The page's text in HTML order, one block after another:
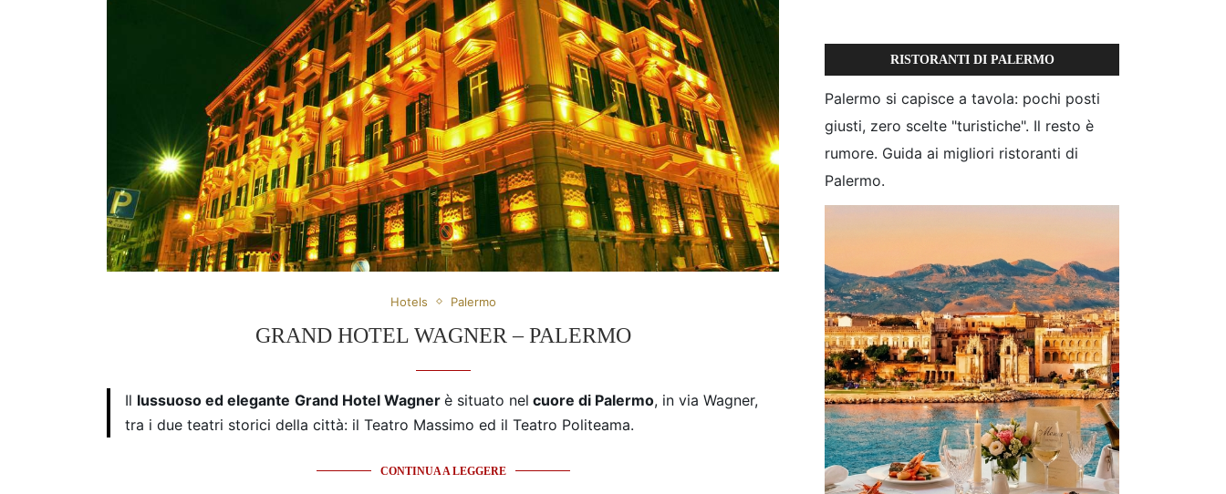
Hotels Palermo
GRAND HOTEL WAGNER – PALERMO
Il lussuoso ed elegante Grand Hotel Wagner è situato nel cuore di Palermo, in via Wagner,
tra i due teatri storici della città: il Teatro Massimo ed il Teatro Politeama.
CONTINUA A LEGGERE
RISTORANTI DI PALERMO
Palermo si capisce a tavola: pochi posti
giusti, zero scelte "turistiche". Il resto è
rumore. Guida ai migliori ristoranti di
Palermo.